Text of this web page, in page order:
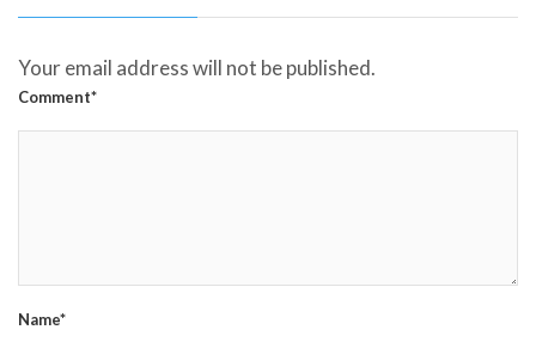
Your email address will not be published.
Comment*
Name*